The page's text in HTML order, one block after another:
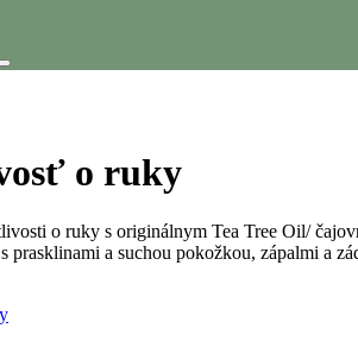
o ruky
o ruky s originálnym Tea Tree Oil/
prasklinami a suchou pokožkou, zápalmi a